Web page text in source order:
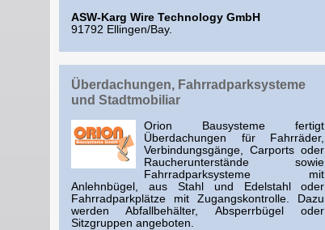
ASW-Karg Wire Technology GmbH
91792 Ellingen/Bay.
Überdachungen, Fahrradparksysteme
und Stadtmobiliar
Orion Bausysteme fertigt
Überdachungen für Fahrräder,
Verbindungsgänge, Carports oder
Raucherunterstände sowie
Fahrradparksysteme mit
Anlehnbügel, aus Stahl und Edelstahl oder
Fahrradparkplätze mit Zugangskontrolle. Dazu
werden Abfallbehälter, Absperrbügel oder
Sitzgruppen angeboten.